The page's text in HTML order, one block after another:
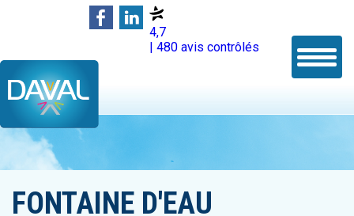
4,7
| 480 avis contrôlés
FONTAINE D'EAU